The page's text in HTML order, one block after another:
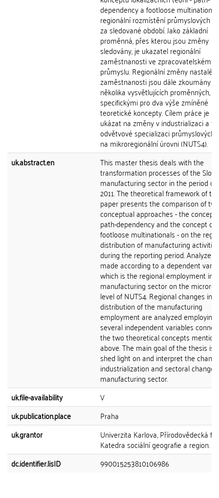
dependency a footloose
regionální rozmístění průmyslových
za sledované období. Jako základní
proměnná, přes kterou jsou změny
sledovány, je ukazatel regionální
zaměstnanosti ve zpracovatelském
průmyslu. Regionální změny nastalé
zaměstnanosti jsou dále zkoumány
několika vysvětlujících proměnných,
specifickými pro dva výše zmíněné
teoretické koncepty. Cílem práce je
ukázat na změny v industrializaci a
odvětvové specializaci průmyslových
na mikroregionální úrovni (NUTS4).
uk.abstract.en
This master thesis deals with the
transformation processes of the
manufacturing sector in the period of
2011. The theoretical framework of the
paper presents the comparison of
conceptual approaches - the concept
path-dependency and the concept of
footloose multinationals - on the
distribution of manufacturing activities
during the reporting period. Analyzes
made according to a dependent
which is the regional employment in
manufacturing sector on the
level of NUTS4. Regional changes in
distribution of the manufacturing
employment are analyzed employing
several independent variables
the two theoretical concepts
above. The main goal of the thesis is
shed light on and interpret the
industrialization and sectoral
manufacturing sector.
uk.file-availability
V
uk.publication.place
Praha
uk.grantor
Univerzita Karlova, Přírodovědecká
Katedra sociální geografie a region.
dc.identifier.lisID
990015253810106986